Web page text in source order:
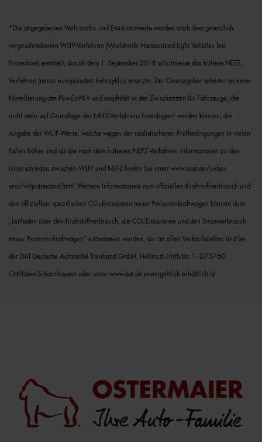
*Die angegebenen Verbrauchs- und Emissionswerte wurden nach dem gesetzlich
vorgeschriebenen WLTP-Verfahren (Worldwide Harmonized Light Vehicles Test
Procedure) ermittelt, das ab dem 1. September 2018 schrittweise das frühere NEFZ-
Verfahren (neuer europäischer Fahrzyklus) ersetzte. Der Gesetzgeber arbeitet an einer
Novellierung der Pkw-EnVKV und empfiehlt in der Zwischenzeit für Fahrzeuge, die
nicht mehr auf Grundlage des NEFZ-Verfahrens homologiert werden können, die
Angabe der WLTP-Werte, welche wegen der realistischeren Prüfbedingungen in vielen
Fällen höher sind als die nach dem früheren NEFZ-Verfahren. Informationen zu den
Unterschieden zwischen WLTP und NEFZ finden Sie unter www.seat.de/ueber-
seat/wltp-standard.html. Weitere Informationen zum offiziellen Kraftstoffverbrauch und
den offiziellen, spezifischen CO₂-Emissionen neuer Personenkraftwagen können dem
„Leitfaden über den Kraftstoffverbrauch, die CO₂-Emissionen und den Stromverbrauch
neuer Personenkraftwagen“ entnommen werden, der an allen Verkaufsstellen und bei
der DAT Deutsche Automobil Treuhand GmbH, Hellmuth-Hirth-Str. 1, D-73760
Ostfildern-Scharnhausen oder unter www.dat.de unentgeltlich erhältlich ist.